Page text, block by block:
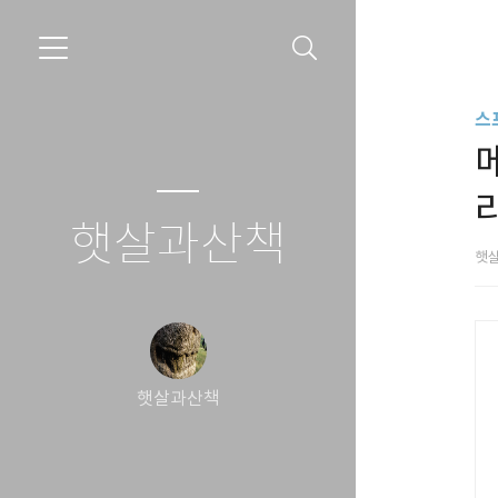
햇살과산책
햇살과산책
스
햇